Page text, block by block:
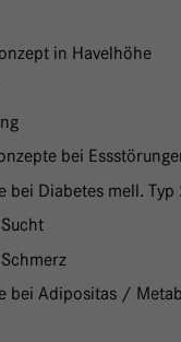
in Havelhöhe
bei
bei Diabetes mell. Typ
bei Adipositas /